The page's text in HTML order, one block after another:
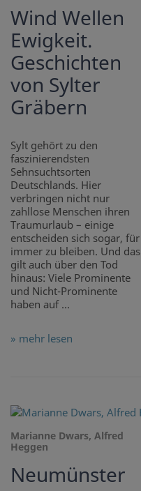
Wind Wellen
Ewigkeit.
Geschichten
von Sylter
Gräbern
Sylt gehört zu den
faszinierendsten
Sehnsuchtsorten
Deutschlands. Hier
verbringen nicht nur
zahllose Menschen ihren
Traumurlaub – einige
entscheiden sich sogar, für
immer zu bleiben. Und das
gilt auch über den Tod
hinaus: Viele Prominente
und Nicht-Prominente
haben auf ...
» mehr lesen
Marianne Dwars, Alfred
Heggen
Neumünster